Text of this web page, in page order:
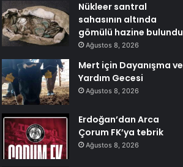
Nükleer santral
sahasının altında
gömülü hazine bulundu
Ağustos 8, 2026
Mert için Dayanışma ve
Yardım Gecesi
Ağustos 8, 2026
Erdoğan’dan Arca
Çorum FK’ya tebrik
Ağustos 8, 2026